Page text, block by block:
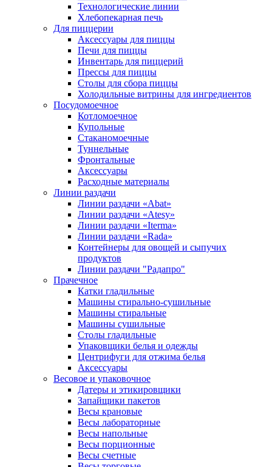
Технологические линии
Хлебопекарная печь
Для пиццерии
Аксессуары для пиццы
Печи для пиццы
Инвентарь для пиццерий
Прессы для пиццы
Столы для сбора пиццы
Холодильные витрины для ингредиентов
Посудомоечное
Котломоечное
Купольные
Стаканомоечные
Туннельные
Фронтальные
Аксессуары
Расходные материалы
Линии раздачи
Линии раздачи «Abat»
Линии раздачи «Atesy»
Линии раздачи «Iterma»
Линии раздачи «Rada»
Контейнеры для овощей и сыпучих
продуктов
Линии раздачи "Радапро"
Прачечное
Катки гладильные
Машины стирально-сушильные
Машины стиральные
Машины сушильные
Столы гладильные
Упаковщики белья и одежды
Центрифуги для отжима белья
Аксессуары
Весовое и упаковочное
Датеры и этикировщики
Запайщики пакетов
Весы крановые
Весы лабораторные
Весы напольные
Весы порционные
Весы счетные